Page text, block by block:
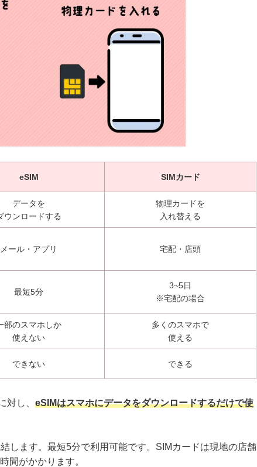
eSIM SIMカード
データを
ウンロードする
物理カードを
入れ替える
メール・アプリ 宅配・店頭
最短5分
3~5日
※宅配の場合
部のスマホしか
使えない
多くのスマホで
使える
できない できる
対し、 eSIMはスマホにデータをダウンロードするだけで使
します。最短5分で利用可能です。SIMカードは現地の店舗
間がかかります。